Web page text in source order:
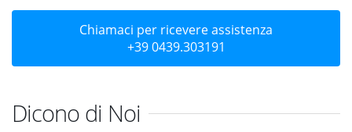
Chiamaci per ricevere assistenza
+39 0439.303191
Dicono di Noi